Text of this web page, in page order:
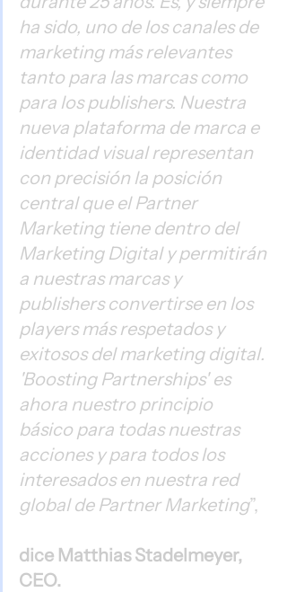
ha sido, uno de los canales de
marketing más relevantes
tanto para las marcas como
para los publishers. Nuestra
nueva plataforma de marca e
identidad visual representan
con precisión la posición
central que el Partner
Marketing tiene dentro del
Marketing Digital y permitirán
a nuestras marcas y
publishers convertirse en los
players más respetados y
exitosos del marketing digital.
'Boosting Partnerships' es
ahora nuestro principio
básico para todas nuestras
acciones y para todos los
interesados en nuestra red
global de Partner Marketing”,
dice Matthias Stadelmeyer,
CEO.